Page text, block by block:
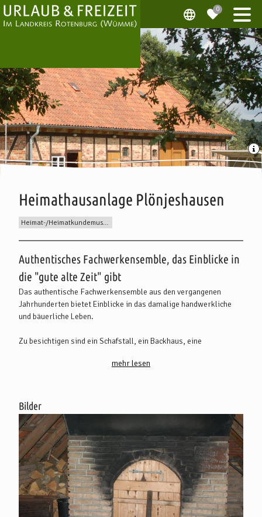
Heimathausanlage Plönjeshausen
Heimat-/Heimatkundemuseum
Beschreibung
Authentisches Fachwerkensemble, das Einblicke in
die "gute alte Zeit" gibt
Das authentische Fachwerkensemble aus den vergangenen
Jahrhunderten bietet Einblicke in das damalige handwerkliche
und bäuerliche Leben.
Zu besichtigen sind ein Schafstall, ein Backhaus, eine
Wagenremise, ein Göpelschauer mit Rosswerk sowie eine
Ausgestellt werden zudem landwirtschaftliche Geräte und
Maschinen sowie eine Webstube.
Wir freuen uns auf Ihren Besuch!
mehr lesen
Bilder